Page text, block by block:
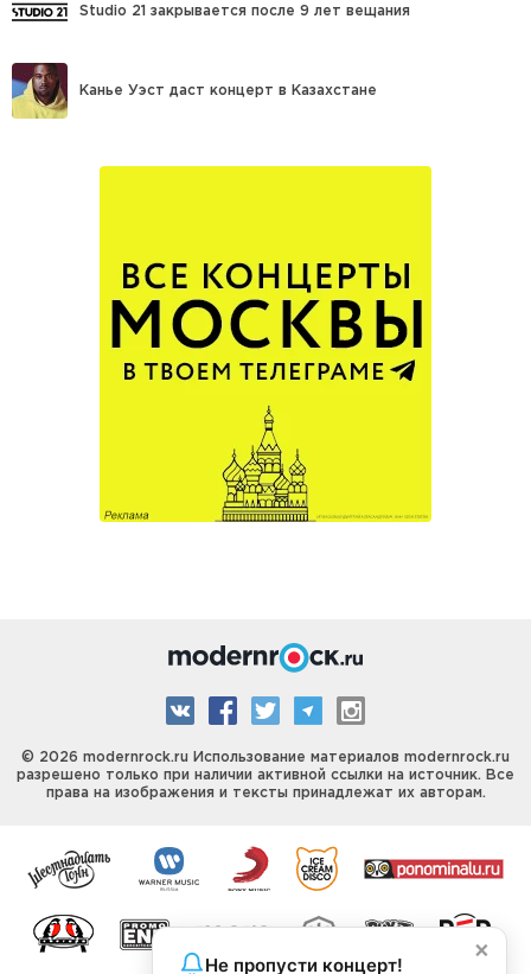
Studio 21 закрывается после 9 лет вещания
Канье Уэст даст концерт в Казахстане
© 2026 modernrock.ru Использование материалов modernrock.ru
разрешено только при наличии активной ссылки на источник. Все
права на изображения и тексты принадлежат их авторам.
×
Не пропусти концерт!